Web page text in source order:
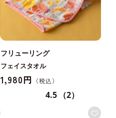
フリューリング
フェイスタオル
1,980円
4.5 （2）